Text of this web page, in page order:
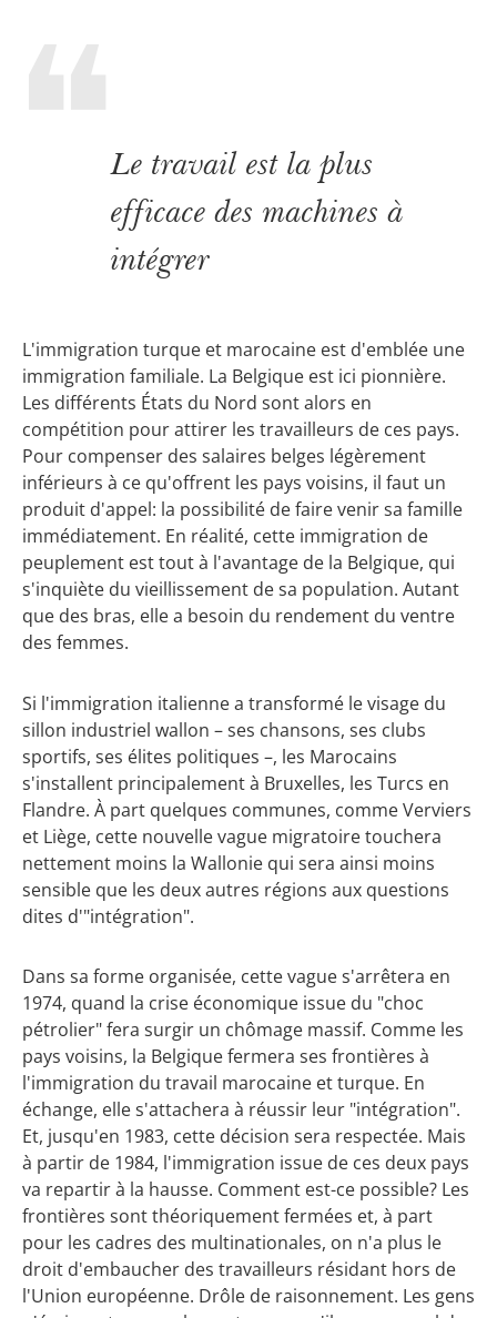
Le travail est la plus
efficace des machines à
intégrer
L'immigration turque et marocaine est d'emblée une
immigration familiale. La Belgique est ici pionnière.
Les différents États du Nord sont alors en
compétition pour attirer les travailleurs de ces pays.
Pour compenser des salaires belges légèrement
inférieurs à ce qu'offrent les pays voisins, il faut un
produit d'appel: la possibilité de faire venir sa famille
immédiatement. En réalité, cette immigration de
peuplement est tout à l'avantage de la Belgique, qui
s'inquiète du vieillissement de sa population. Autant
que des bras, elle a besoin du rendement du ventre
des femmes.
Si l'immigration italienne a transformé le visage du
sillon industriel wallon – ses chansons, ses clubs
sportifs, ses élites politiques –, les Marocains
s'installent principalement à Bruxelles, les Turcs en
Flandre. À part quelques communes, comme Verviers
et Liège, cette nouvelle vague migratoire touchera
nettement moins la Wallonie qui sera ainsi moins
sensible que les deux autres régions aux questions
dites d'"intégration".
Dans sa forme organisée, cette vague s'arrêtera en
1974, quand la crise économique issue du "choc
pétrolier" fera surgir un chômage massif. Comme les
pays voisins, la Belgique fermera ses frontières à
l'immigration du travail marocaine et turque. En
échange, elle s'attachera à réussir leur "intégration".
Et, jusqu'en 1983, cette décision sera respectée. Mais
à partir de 1984, l'immigration issue de ces deux pays
va repartir à la hausse. Comment est-ce possible? Les
frontières sont théoriquement fermées et, à part
pour les cadres des multinationales, on n'a plus le
droit d'embaucher des travailleurs résidant hors de
l'Union européenne. Drôle de raisonnement. Les gens